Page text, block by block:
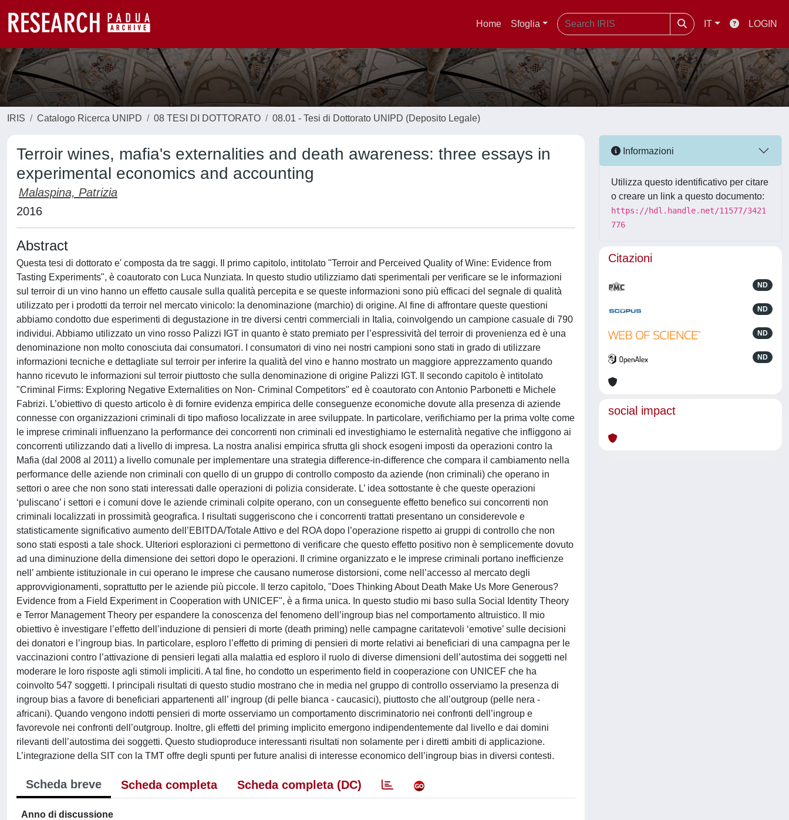
Home Sfoglia IT LOGIN
IRIS Catalogo Ricerca UNIPD 08 TESI DI DOTTORATO 08.01 - Tesi di Dottorato UNIPD (Deposito Legale)
Terroir wines, mafia's externalities and death awareness: three essays in
experimental economics and accounting
Malaspina, Patrizia
2016
Abstract
Questa tesi di dottorato e' composta da tre saggi. Il primo capitolo, intitolato "Terroir and Perceived Quality of Wine: Evidence from
Tasting Experiments", è coautorato con Luca Nunziata. In questo studio utilizziamo dati sperimentali per verificare se le informazioni
sul terroir di un vino hanno un effetto causale sulla qualità percepita e se queste informazioni sono più efficaci del segnale di qualità
utilizzato per i prodotti da terroir nel mercato vinicolo: la denominazione (marchio) di origine. Al fine di affrontare queste questioni
abbiamo condotto due esperimenti di degustazione in tre diversi centri commerciali in Italia, coinvolgendo un campione casuale di 790
individui. Abbiamo utilizzato un vino rosso Palizzi IGT in quanto è stato premiato per l’espressività del terroir di provenienza ed è una
denominazione non molto conosciuta dai consumatori. I consumatori di vino nei nostri campioni sono stati in grado di utilizzare
informazioni tecniche e dettagliate sul terroir per inferire la qualità del vino e hanno mostrato un maggiore apprezzamento quando
hanno ricevuto le informazioni sul terroir piuttosto che sulla denominazione di origine Palizzi IGT. Il secondo capitolo è intitolato
"Criminal Firms: Exploring Negative Externalities on Non- Criminal Competitors" ed è coautorato con Antonio Parbonetti e Michele
Fabrizi. L’obiettivo di questo articolo è di fornire evidenza empirica delle conseguenze economiche dovute alla presenza di aziende
connesse con organizzazioni criminali di tipo mafioso localizzate in aree sviluppate. In particolare, verifichiamo per la prima volte come
le imprese criminali influenzano la performance dei concorrenti non criminali ed investighiamo le esternalità negative che infliggono ai
concorrenti utilizzando dati a livello di impresa. La nostra analisi empirica sfrutta gli shock esogeni imposti da operazioni contro la
Mafia (dal 2008 al 2011) a livello comunale per implementare una strategia difference-in-difference che compara il cambiamento nella
performance delle aziende non criminali con quello di un gruppo di controllo composto da aziende (non criminali) che operano in
settori o aree che non sono stati interessati dalle operazioni di polizia considerate. L’ idea sottostante è che queste operazioni
‘puliscano’ i settori e i comuni dove le aziende criminali colpite operano, con un conseguente effetto benefico sui concorrenti non
criminali localizzati in prossimità geografica. I risultati suggeriscono che i concorrenti trattati presentano un considerevole e
statisticamente significativo aumento dell’EBITDA/Totale Attivo e del ROA dopo l’operazione rispetto ai gruppi di controllo che non
sono stati esposti a tale shock. Ulteriori esplorazioni ci permettono di verificare che questo effetto positivo non è semplicemente dovuto
ad una diminuzione della dimensione dei settori dopo le operazioni. Il crimine organizzato e le imprese criminali portano inefficienze
nell’ ambiente istituzionale in cui operano le imprese che causano numerose distorsioni, come nell’accesso al mercato degli
approvvigionamenti, soprattutto per le aziende più piccole. Il terzo capitolo, "Does Thinking About Death Make Us More Generous?
Evidence from a Field Experiment in Cooperation with UNICEF", è a firma unica. In questo studio mi baso sulla Social Identity Theory
e Terror Management Theory per espandere la conoscenza del fenomeno dell’ingroup bias nel comportamento altruistico. Il mio
obiettivo è investigare l’effetto dell’induzione di pensieri di morte (death priming) nelle campagne caritatevoli ‘emotive’ sulle decisioni
dei donatori e l’ingroup bias. In particolare, esploro l’effetto di priming di pensieri di morte relativi ai beneficiari di una campagna per le
vaccinazioni contro l’attivazione di pensieri legati alla malattia ed esploro il ruolo di diverse dimensioni dell’autostima dei soggetti nel
moderare le loro risposte agli stimoli impliciti. A tal fine, ho condotto un esperimento field in cooperazione con UNICEF che ha
coinvolto 547 soggetti. I principali risultati di questo studio mostrano che in media nel gruppo di controllo osserviamo la presenza di
ingroup bias a favore di beneficiari appartenenti all’ ingroup (di pelle bianca - caucasici), piuttosto che all’outgroup (pelle nera -
africani). Quando vengono indotti pensieri di morte osserviamo un comportamento discriminatorio nei confronti dell’ingroup e
favorevole nei confronti dell’outgroup. Inoltre, gli effetti del priming implicito emergono indipendentemente dal livello e dai domini
rilevanti dell’autostima dei soggetti. Questo studioproduce interessanti risultati non solamente per i diretti ambiti di applicazione.
L’integrazione della SIT con la TMT offre degli spunti per future analisi di interesse economico dell’ingroup bias in diversi contesti.
Scheda breve Scheda completa Scheda completa (DC)
Anno di discussione
Informazioni
Utilizza questo identificativo per citare
o creare un link a questo documento:
https://hdl.handle.net/11577/3421
776
Citazioni
ND
ND
ND
ND
social impact